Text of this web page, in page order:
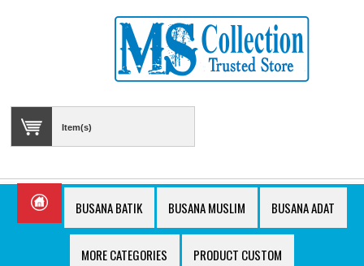
Item(s)
BUSANA BATIK BUSANA MUSLIM BUSANA ADAT
MORE CATEGORIES PRODUCT CUSTOM